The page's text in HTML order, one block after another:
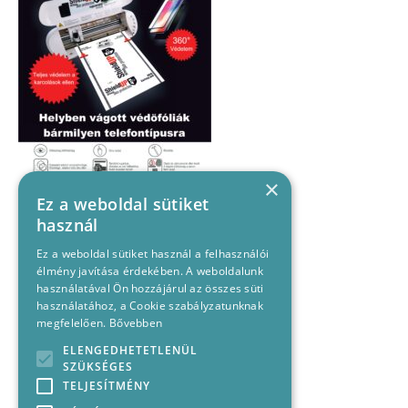
×
Ez a weboldal sütiket
használ
Ez a weboldal sütiket használ a felhasználói
élmény javítása érdekében. A weboldalunk
használatával Ön hozzájárul az összes süti
használatához, a Cookie szabályzatunknak
megfelelően. Bővebben
ELENGEDHETETLENÜL
SZÜKSÉGES
TELJESÍTMÉNY